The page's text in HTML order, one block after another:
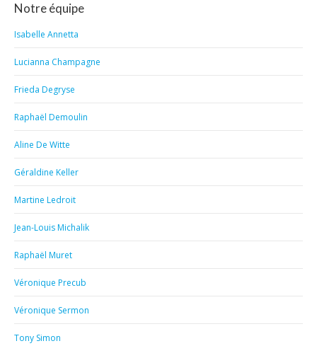
Notre équipe
Isabelle Annetta
Lucianna Champagne
Frieda Degryse
Raphaël Demoulin
Aline De Witte
Géraldine Keller
Martine Ledroit
Jean-Louis Michalik
Raphaël Muret
Véronique Precub
Véronique Sermon
Tony Simon